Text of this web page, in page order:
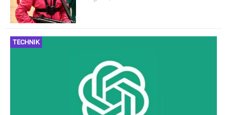
TECHNIK